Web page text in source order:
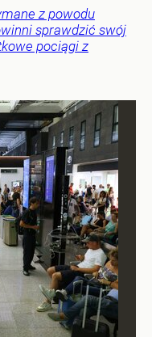
z powodu
sprawdzić swój
pociągi z